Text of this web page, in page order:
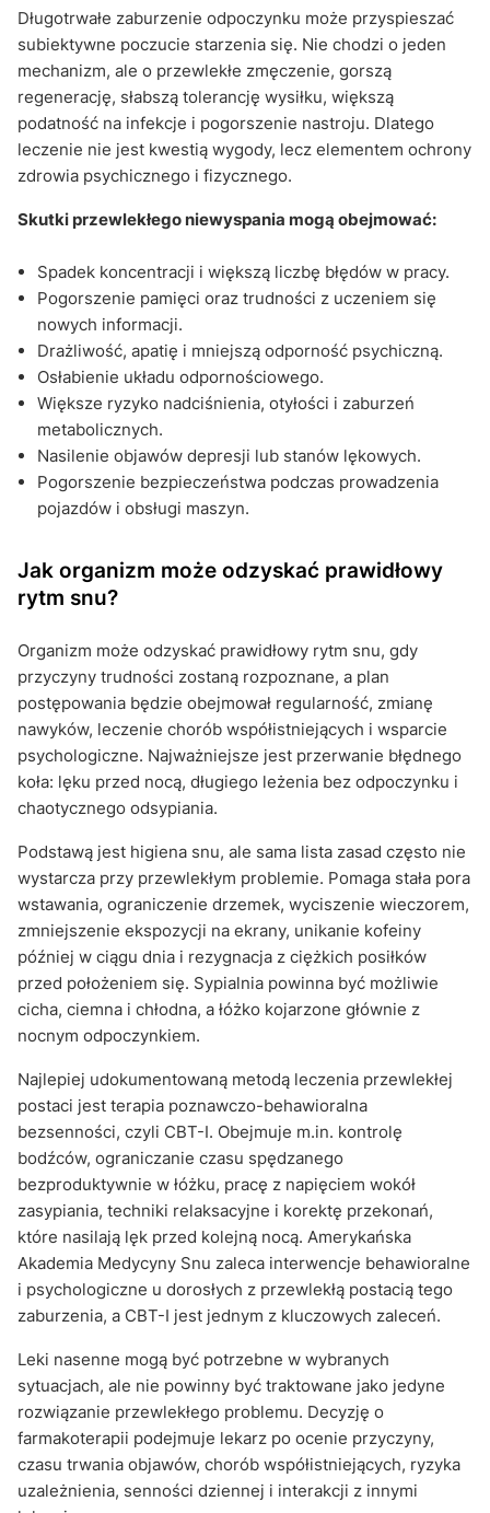
Długotrwałe zaburzenie odpoczynku może przyspieszać
subiektywne poczucie starzenia się. Nie chodzi o jeden
mechanizm, ale o przewlekłe zmęczenie, gorszą
regenerację, słabszą tolerancję wysiłku, większą
podatność na infekcje i pogorszenie nastroju. Dlatego
leczenie nie jest kwestią wygody, lecz elementem ochrony
zdrowia psychicznego i fizycznego.
Skutki przewlekłego niewyspania mogą obejmować:
Spadek koncentracji i większą liczbę błędów w pracy.
Pogorszenie pamięci oraz trudności z uczeniem się
nowych informacji.
Drażliwość, apatię i mniejszą odporność psychiczną.
Osłabienie układu odpornościowego.
Większe ryzyko nadciśnienia, otyłości i zaburzeń
metabolicznych.
Nasilenie objawów depresji lub stanów lękowych.
Pogorszenie bezpieczeństwa podczas prowadzenia
pojazdów i obsługi maszyn.
Jak organizm może odzyskać prawidłowy
rytm snu?
Organizm może odzyskać prawidłowy rytm snu, gdy
przyczyny trudności zostaną rozpoznane, a plan
postępowania będzie obejmował regularność, zmianę
nawyków, leczenie chorób współistniejących i wsparcie
psychologiczne. Najważniejsze jest przerwanie błędnego
koła: lęku przed nocą, długiego leżenia bez odpoczynku i
chaotycznego odsypiania.
Podstawą jest higiena snu, ale sama lista zasad często nie
wystarcza przy przewlekłym problemie. Pomaga stała pora
wstawania, ograniczenie drzemek, wyciszenie wieczorem,
zmniejszenie ekspozycji na ekrany, unikanie kofeiny
później w ciągu dnia i rezygnacja z ciężkich posiłków
przed położeniem się. Sypialnia powinna być możliwie
cicha, ciemna i chłodna, a łóżko kojarzone głównie z
nocnym odpoczynkiem.
Najlepiej udokumentowaną metodą leczenia przewlekłej
postaci jest terapia poznawczo-behawioralna
bezsenności, czyli CBT-I. Obejmuje m.in. kontrolę
bodźców, ograniczanie czasu spędzanego
bezproduktywnie w łóżku, pracę z napięciem wokół
zasypiania, techniki relaksacyjne i korektę przekonań,
które nasilają lęk przed kolejną nocą. Amerykańska
Akademia Medycyny Snu zaleca interwencje behawioralne
i psychologiczne u dorosłych z przewlekłą postacią tego
zaburzenia, a CBT-I jest jednym z kluczowych zaleceń.
Leki nasenne mogą być potrzebne w wybranych
sytuacjach, ale nie powinny być traktowane jako jedyne
rozwiązanie przewlekłego problemu. Decyzję o
farmakoterapii podejmuje lekarz po ocenie przyczyny,
czasu trwania objawów, chorób współistniejących, ryzyka
uzależnienia, senności dziennej i interakcji z innymi